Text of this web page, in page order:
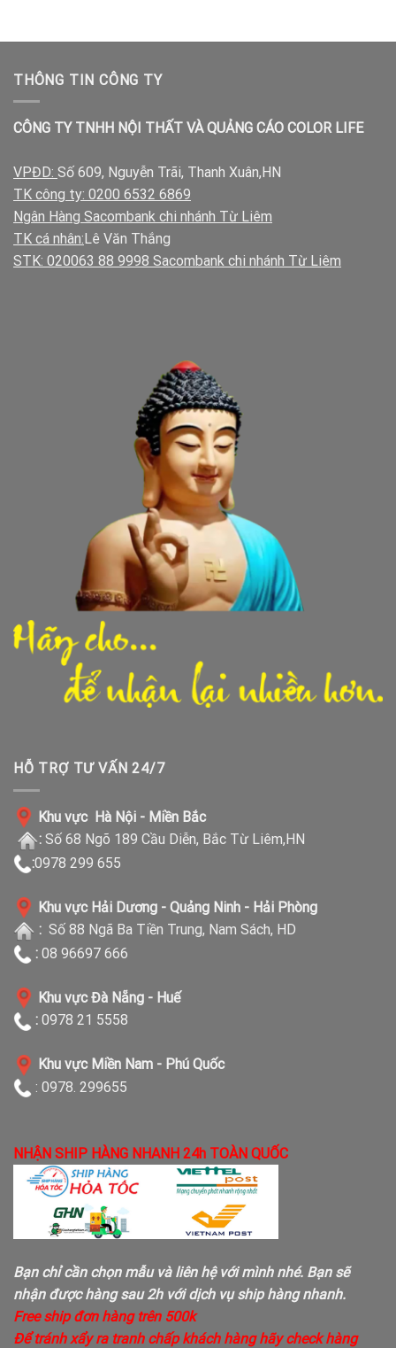
THÔNG TIN CÔNG TY
CÔNG TY TNHH NỘI THẤT VÀ QUẢNG CÁO COLOR LIFE
VPĐD: Số 609, Nguyễn Trãi, Thanh Xuân,HN
TK công ty: 0200 6532 6869
Ngân Hàng Sacombank chi nhánh Từ Liêm
TK cá nhân: Lê Văn Thắng
STK: 020063 88 9998 Sacombank chi nhánh Từ Liêm
HỖ TRỢ TƯ VẤN 24/7
Khu vực Hà Nội - Miền Bắc
: Số 68 Ngõ 189 Cầu Diễn, Bắc Từ Liêm,HN
:0978 299 655
Khu vực Hải Dương - Quảng Ninh - Hải Phòng
: Số 88 Ngã Ba Tiền Trung, Nam Sách, HD
: 08 96697 666
Khu vực Đà Nẵng - Huế
: 0978 21 5558
Khu vực Miền Nam - Phú Quốc
: 0978. 299655
NHẬN SHIP HÀNG NHANH 24h TOÀN QUỐC
Bạn chỉ cần chọn mẫu và liên hệ với mình nhé. Bạn sẽ
nhận được hàng sau 2h với dịch vụ ship hàng nhanh.
Free ship đơn hàng trên 500k
Để tránh xẩy ra tranh chấp khách hàng hãy check hàng